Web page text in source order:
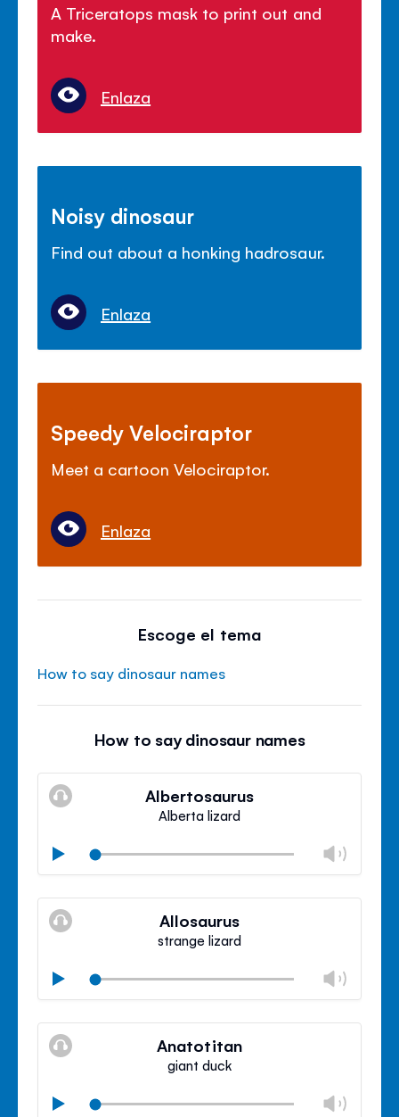
A Triceratops mask to print out and
make.
Enlaza
Noisy dinosaur
Find out about a honking hadrosaur.
Enlaza
Speedy Velociraptor
Meet a cartoon Velociraptor.
Enlaza
Escoge el tema
How to say dinosaur names
How to say dinosaur names
Albertosaurus
Alberta lizard
Play
Silenciar
Allosaurus
strange lizard
Play
Silenciar
Anatotitan
giant duck
Play